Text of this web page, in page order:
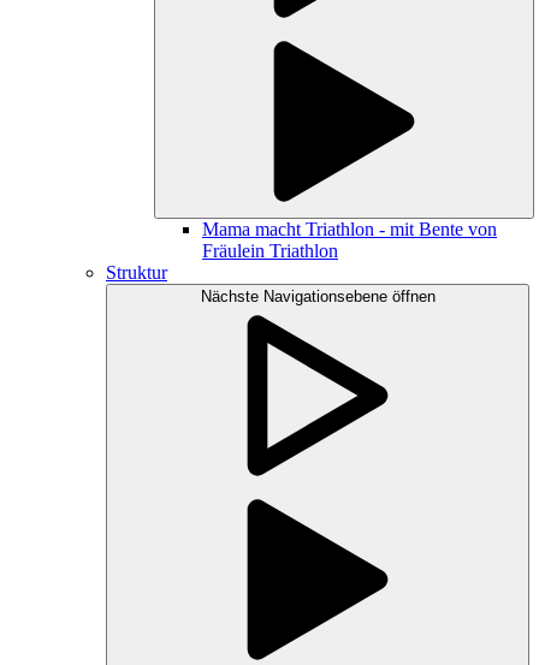
Mama macht Triathlon - mit Bente von
Fräulein Triathlon
Struktur
Nächste Navigationsebene öffnen